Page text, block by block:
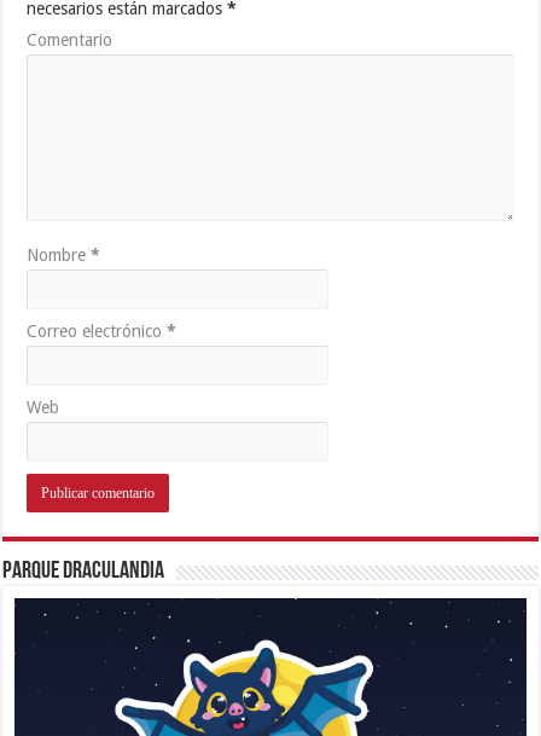
necesarios están marcados*
Comentario
Nombre*
Correo electrónico*
Web
Parque Draculandia